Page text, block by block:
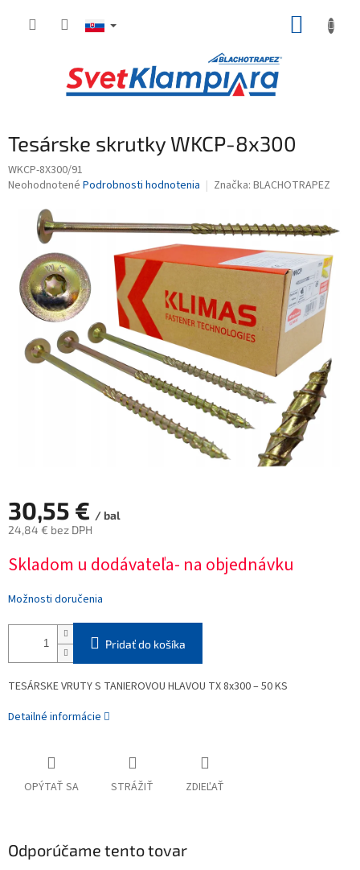
Tesárske skrutky WKCP-8x300
WKCP-8X300/91
Priemerné
produktu
hviezdičiek.
Neohodnotené Podrobnosti hodnotenia Značka: BLACHOTRAPEZ
30,55 € / bal
24,84 € bez DPH
cena:
Skladom u dodávateľa- na objednávku
Možnosti doručenia
Pridať do košíka
TESÁRSKE VRUTY S TANIEROVOU HLAVOU TX 8x300 – 50 KS
Detailné informácie
OPÝTAŤ SA STRÁŽIŤ ZDIEĽAŤ
Odporúčame tento tovar